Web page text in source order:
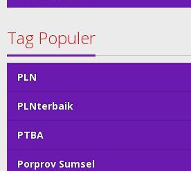
Tag Populer
PLN
PLNterbaik
PTBA
Porprov Sumsel